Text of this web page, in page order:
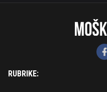
RUBRIKE: